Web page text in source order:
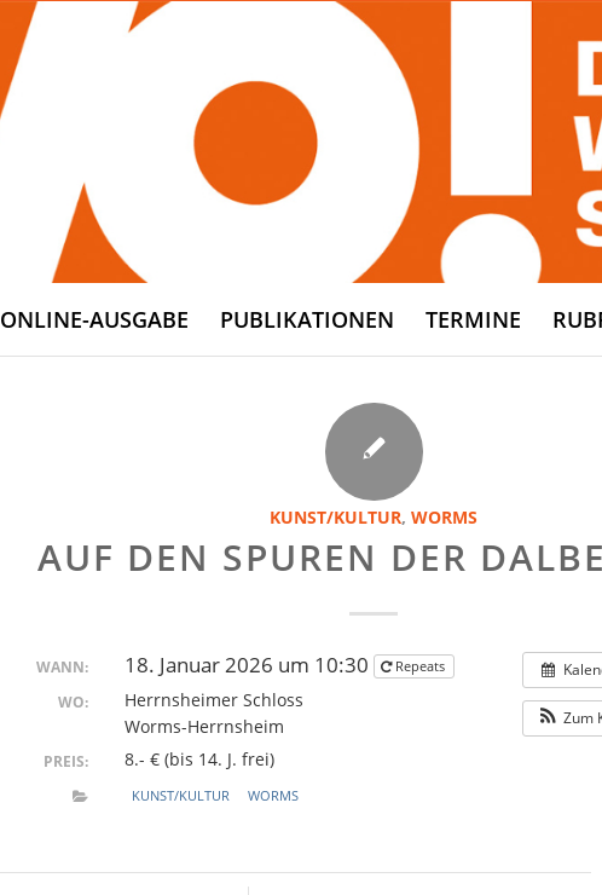
ONLINE-AUSGABE PUBLIKATIONEN TERMINE
KUNST/KULTUR, WORMS
AUF DEN SPUREN DER
Zum
WANN: 18. Januar 2026 um 10:30 Repeats
WO:
Herrnsheimer Schloss
Worms-Herrnsheim
PREIS: 8.- € (bis 14. J. frei)
KUNST/KULTUR WORMS